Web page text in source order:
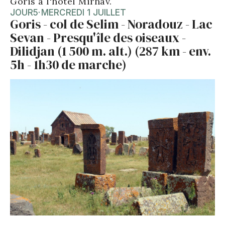
JOUR5· MERCREDI 1 JUILLET
Goris - col de Selim - Noradouz - Lac
Sevan - Presqu'île des oiseaux -
Dilidjan (1 500 m. alt.) (287 km - env.
5h - 1h30 de marche)